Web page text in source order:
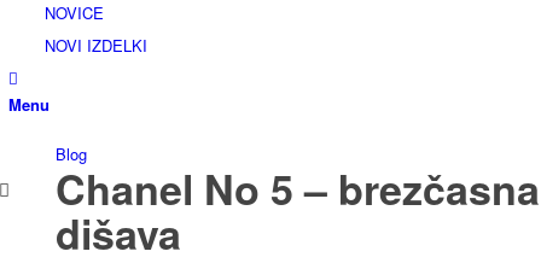
NOVICE
NOVI IZDELKI
Menu
Blog
Chanel No 5 – brezčasna
dišava